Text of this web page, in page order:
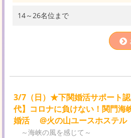
14～26名位まで
3/7（日）★下関婚活サポート
代】コロナに負けない！関門海
婚活 @火の山ユースホステル
～海峡の風を感じて～